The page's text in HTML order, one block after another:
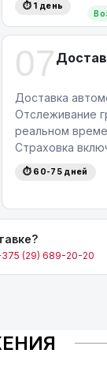
⏱ 1 день
07
Доставка
Отслеживание
реальном
Страховка
⏱ 60-75 дней
(29) 689-20-20